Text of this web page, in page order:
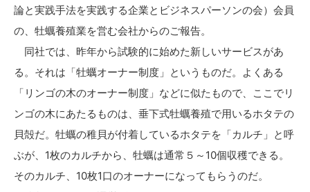
論と実践手法を実践する企業とビジネスパーソンの会）会員
の、牡蠣養殖業を営む会社からのご報告。
同社では、昨年から試験的に始めた新しいサービスがあ
る。それは「牡蠣オーナー制度」というものだ。よくある
「リンゴの木のオーナー制度」などに似たもので、ここでリ
ンゴの木にあたるものは、垂下式牡蠣養殖で用いるホタテの
貝殻だ。牡蠣の稚貝が付着しているホタテを「カルチ」と呼
ぶが、1枚のカルチから、牡蠣は通常５～10個収穫できる。
そのカルチ、10枚1口のオーナーになってもらうのだ。